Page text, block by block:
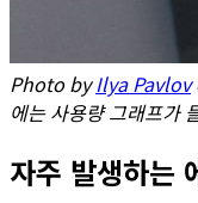
Photo byIlya Pavlov
에는 사용량 그래프가
자주 발생하는